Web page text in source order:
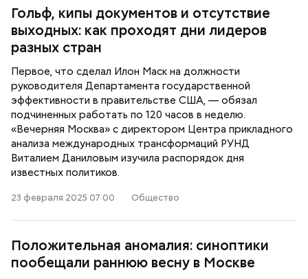
Гольф, кипы документов и отсутствие
выходных: как проходят дни лидеров
разных стран
Первое, что сделал Илон Маск на должности
руководителя Департамента государственной
эффективности в правительстве США, — обязал
подчиненных работать по 120 часов в неделю.
«Вечерняя Москва» с директором Центра прикладного
анализа международных трансформаций РУНД
Виталием Даниловым изучила распорядок дня
известных политиков.
23 февраля 2025 07:00 Общество
Положительная аномалия: синоптики
пообещали раннюю весну в Москве